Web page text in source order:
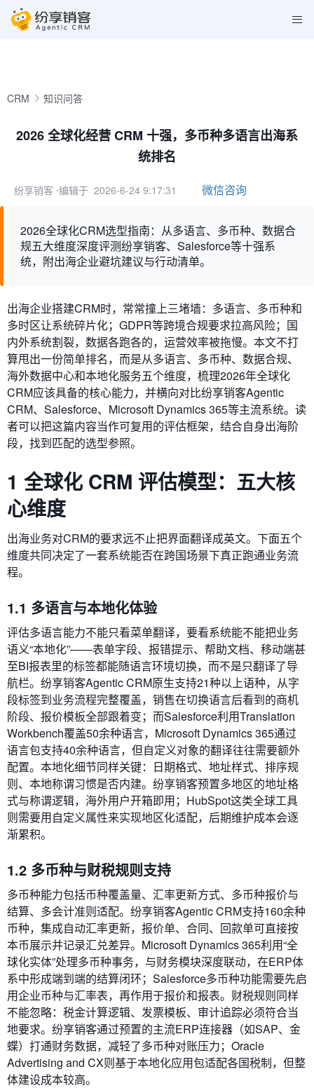
CRM 知识问答
2026 全球化经营 CRM 十强，多币种多语言出海系
统排名
纷享销客 ⋅编辑于 2026-6-24 9:17:31 微信咨询
2026全球化CRM选型指南：从多语言、多币种、数据合
规五大维度深度评测纷享销客、Salesforce等十强系
统，附出海企业避坑建议与行动清单。
出海企业搭建CRM时，常常撞上三堵墙：多语言、多币种和
多时区让系统碎片化；GDPR等跨境合规要求拉高风险；国
内外系统割裂，数据各跑各的，运营效率被拖慢。本文不打
算甩出一份简单排名，而是从多语言、多币种、数据合规、
海外数据中心和本地化服务五个维度，梳理2026年全球化
CRM应该具备的核心能力，并横向对比纷享销客Agentic
CRM、Salesforce、Microsoft Dynamics 365等主流系统。读
者可以把这篇内容当作可复用的评估框架，结合自身出海阶
段，找到匹配的选型参照。
1 全球化 CRM 评估模型：五大核
心维度
出海业务对CRM的要求远不止把界面翻译成英文。下面五个
维度共同决定了一套系统能否在跨国场景下真正跑通业务流
程。
1.1 多语言与本地化体验
评估多语言能力不能只看菜单翻译，要看系统能不能把业务
语义“本地化”——表单字段、报错提示、帮助文档、移动端甚
至BI报表里的标签都能随语言环境切换，而不是只翻译了导
航栏。纷享销客Agentic CRM原生支持21种以上语种，从字
段标签到业务流程完整覆盖，销售在切换语言后看到的商机
阶段、报价模板全部跟着变；而Salesforce利用Translation
Workbench覆盖50余种语言，Microsoft Dynamics 365通过
语言包支持40余种语言，但自定义对象的翻译往往需要额外
配置。本地化细节同样关键：日期格式、地址样式、排序规
则、本地称谓习惯是否内建。纷享销客预置多地区的地址格
式与称谓逻辑，海外用户开箱即用；HubSpot这类全球工具
则需要用自定义属性来实现地区化适配，后期维护成本会逐
渐累积。
1.2 多币种与财税规则支持
多币种能力包括币种覆盖量、汇率更新方式、多币种报价与
结算、多会计准则适配。纷享销客Agentic CRM支持160余种
币种，集成自动汇率更新，报价单、合同、回款单可直接按
本币展示并记录汇兑差异。Microsoft Dynamics 365利用“全
球化实体”处理多币种事务，与财务模块深度联动，在ERP体
系中形成端到端的结算闭环；Salesforce多币种功能需要先启
用企业币种与汇率表，再作用于报价和报表。财税规则同样
不能忽略：税金计算逻辑、发票模板、审计追踪必须符合当
地要求。纷享销客通过预置的主流ERP连接器（如SAP、金
蝶）打通财务数据，减轻了多币种对账压力；Oracle
Advertising and CX则基于本地化应用包适配各国税制，但整
体建设成本较高。